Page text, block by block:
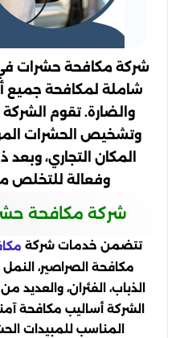
شركة مكافحة حشرات
شاملة لمكافحة جميع
والضارة. تقوم
وتشخيص الحشرات
المكان التجاري،
وفعالة للتخلص
شركة مكافحة
تتضمن خدمات شركة
مكافحة الصراصير، النمل
الذباب، الفئران،
الشركة أساليب مكافحة
المناسب للمبيدات